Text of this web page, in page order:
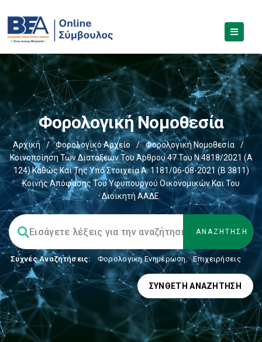
Φορολογική Νομοθεσία
Αρχική / Φορολογικό Αρχείο / Φορολογική Νομοθεσία
/
Κοινοποίηση Των Διατάξεων Του Άρθρου 47 Του Ν.4818/2021 (Α
124) Καθώς Και Της Υπό Στοιχεία Α. 1181/06-08-2021 (Β 3811)
Κοινής Απόφασης Του Υφυπουργού Οικονομικών Και Του
Διοικητή ΑΑΔΕ.
Συχνές Αναζητήσεις: Φορολογικη Ενημέρωση, Επιχειρήσεις
ΣΎΝΘΕΤΗ ΑΝΑΖΉΤΗΣΗ